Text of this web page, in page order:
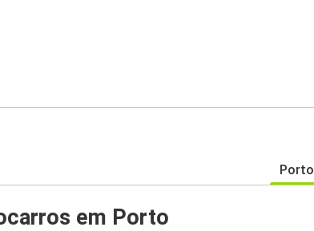
Porto
em Porto